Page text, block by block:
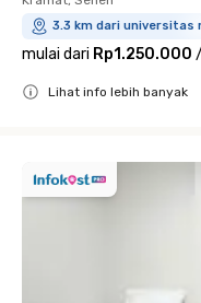
3.3 km dari universitas
mulai dari Rp1.250.000 /
Lihat info lebih banyak